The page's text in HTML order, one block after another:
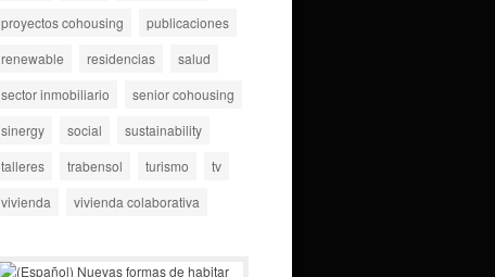
proyectos cohousing
publicaciones
renewable
residencias
salud
sector inmobiliario
senior cohousing
sinergy
social
sustainability
talleres
trabensol turismo
tv
vivienda
vivienda colaborativa